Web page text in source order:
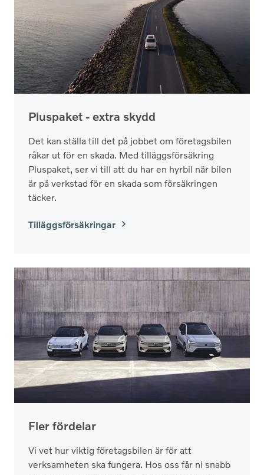
Pluspaket - extra skydd
Det kan ställa till det på jobbet om företagsbilen
råkar ut för en skada. Med tilläggsförsäkring
Pluspaket, ser vi till att du har en hyrbil när bilen
är på verkstad för en skada som försäkringen
täcker.
Tilläggsförsäkringar
Fler fördelar
Vi vet hur viktig företagsbilen är för att
verksamheten ska fungera. Hos oss får ni snabb